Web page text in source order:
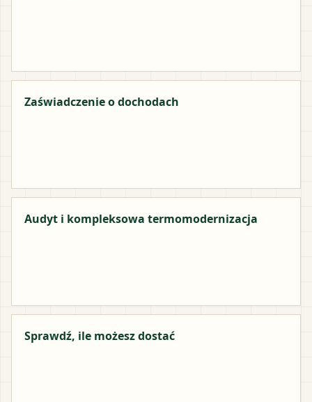
Zaświadczenie o dochodach
Audyt i kompleksowa termomodernizacja
Sprawdź, ile możesz dostać